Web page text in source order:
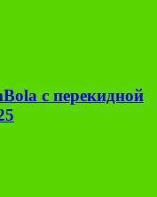
с перекидной